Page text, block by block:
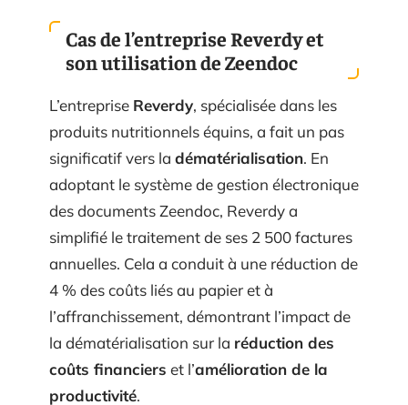
Cas de l’entreprise Reverdy et
son utilisation de Zeendoc
L’entreprise Reverdy, spécialisée dans les
produits nutritionnels équins, a fait un pas
significatif vers la dématérialisation. En
adoptant le système de gestion électronique
des documents Zeendoc, Reverdy a
simplifié le traitement de ses 2 500 factures
annuelles. Cela a conduit à une réduction de
4 % des coûts liés au papier et à
l’affranchissement, démontrant l’impact de
la dématérialisation sur la réduction des
coûts financiers et l’amélioration de la
productivité.